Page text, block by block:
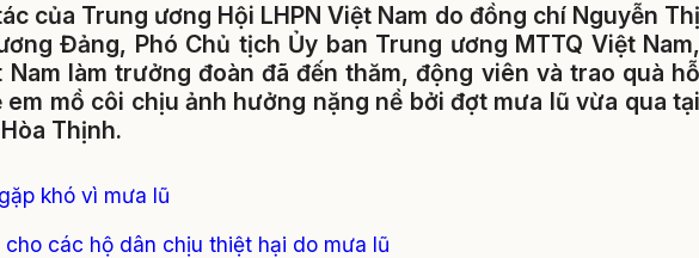
của Trung ương Hội LHPN Việt Nam do đồng chí Nguyễn Thị
Đảng, Phó Chủ tịch Ủy ban Trung ương MTTQ Việt Nam,
Nam làm trưởng đoàn đã đến thăm, động viên và trao quà hỗ
mồ côi chịu ảnh hưởng nặng nề bởi đợt mưa lũ vừa qua tại
Thịnh.
khó vì mưa lũ
các hộ dân chịu thiệt hại do mưa lũ